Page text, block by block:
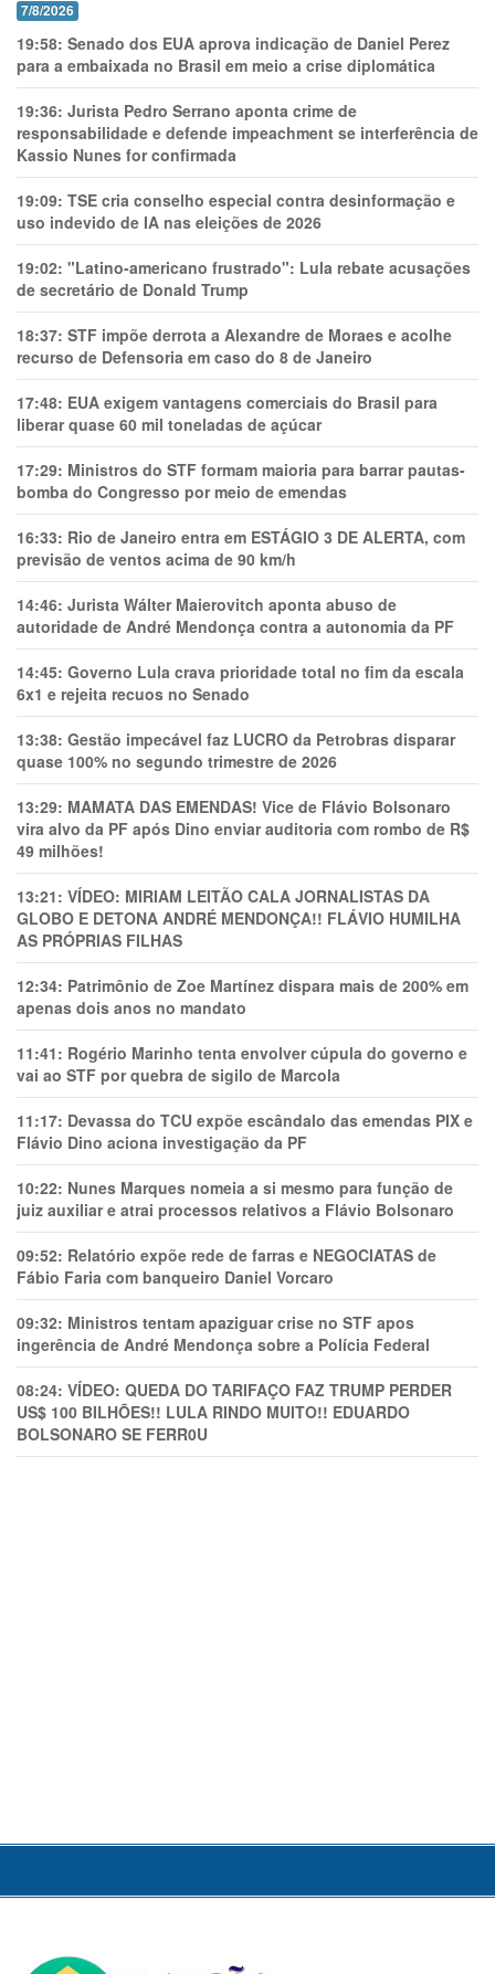
7/8/2026
19:58: Senado dos EUA aprova indicação de Daniel Perez
para a embaixada no Brasil em meio a crise diplomática
19:36: Jurista Pedro Serrano aponta crime de
responsabilidade e defende impeachment se interferência de
Kassio Nunes for confirmada
19:09: TSE cria conselho especial contra desinformação e
uso indevido de IA nas eleições de 2026
19:02: "Latino-americano frustrado": Lula rebate acusações
de secretário de Donald Trump
18:37: STF impõe derrota a Alexandre de Moraes e acolhe
recurso de Defensoria em caso do 8 de Janeiro
17:48: EUA exigem vantagens comerciais do Brasil para
liberar quase 60 mil toneladas de açúcar
17:29: Ministros do STF formam maioria para barrar pautas-
bomba do Congresso por meio de emendas
16:33: Rio de Janeiro entra em ESTÁGIO 3 DE ALERTA, com
previsão de ventos acima de 90 km/h
14:46: Jurista Wálter Maierovitch aponta abuso de
autoridade de André Mendonça contra a autonomia da PF
14:45: Governo Lula crava prioridade total no fim da escala
6x1 e rejeita recuos no Senado
13:38: Gestão impecável faz LUCRO da Petrobras disparar
quase 100% no segundo trimestre de 2026
13:29: MAMATA DAS EMENDAS! Vice de Flávio Bolsonaro
vira alvo da PF após Dino enviar auditoria com rombo de R$
49 milhões!
13:21: VÍDEO: MIRIAM LEITÃO CALA JORNALISTAS DA
GLOBO E DETONA ANDRÉ MENDONÇA!! FLÁVIO HUMILHA
AS PRÓPRIAS FILHAS
12:34: Patrimônio de Zoe Martínez dispara mais de 200% em
apenas dois anos no mandato
11:41: Rogério Marinho tenta envolver cúpula do governo e
vai ao STF por quebra de sigilo de Marcola
11:17: Devassa do TCU expõe escândalo das emendas PIX e
Flávio Dino aciona investigação da PF
10:22: Nunes Marques nomeia a si mesmo para função de
juiz auxiliar e atrai processos relativos a Flávio Bolsonaro
09:52: Relatório expõe rede de farras e NEGOCIATAS de
Fábio Faria com banqueiro Daniel Vorcaro
09:32: Ministros tentam apaziguar crise no STF apos
ingerência de André Mendonça sobre a Polícia Federal
08:24: VÍDEO: QUEDA DO TARIFAÇO FAZ TRUMP PERDER
US$ 100 BILHÕES!! LULA RINDO MUITO!! EDUARDO
BOLSONARO SE FERR0U